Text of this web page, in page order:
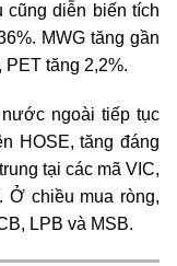
cũng diễn biến tích
MWG tăng gần
PET tăng 2,2%.
ngoài tiếp tục
HOSE, tăng đáng
tại các mã VIC,
Ở chiều mua ròng,
LPB và MSB.